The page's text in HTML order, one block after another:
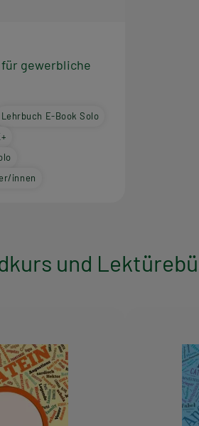
gewerbliche
Lehrbuch E-Book Solo
innen
und